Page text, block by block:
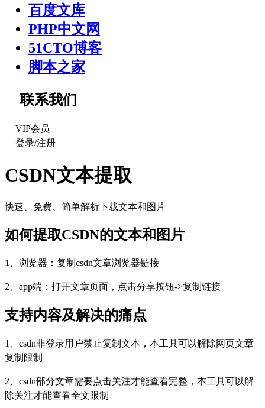
百度文库
PHP中文网
51CTO博客
脚本之家
联系我们
VIP会员
登录/注册
CSDN文本提取
快速、免费、简单解析下载文本和图片
如何提取CSDN的文本和图片
1、浏览器：复制csdn文章浏览器链接
2、app端：打开文章页面，点击分享按钮->复制链接
支持内容及解决的痛点
1、csdn非登录用户禁止复制文本，本工具可以解除网页文章
复制限制
2、csdn部分文章需要点击关注才能查看完整，本工具可以解
除关注才能查看全文限制